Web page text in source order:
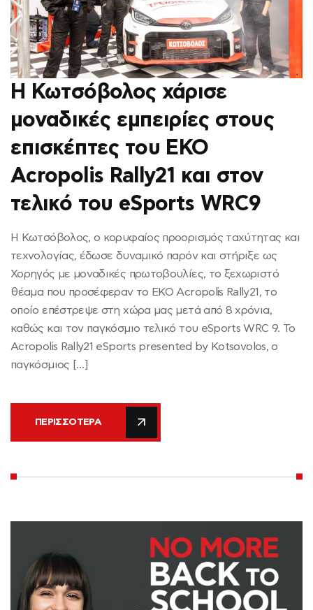
Η Κωτσόβολος χάρισε
μοναδικές εμπειρίες στους
επισκέπτες του ΕΚΟ
Αcropolis Rally21 και στον
τελικό του eSports WRC9
Η Κωτσόβολος, ο κορυφαίος προορισμός ταχύτητας και
τεχνολογίας, έδωσε δυναμικό παρόν και στήριξε ως
Χορηγός με μοναδικές πρωτοβουλίες, το ξεχωριστό
θέαμα που προσέφεραν το EKO Acropolis Rally21, το
οποίο επέστρεψε στη χώρα μας μετά από 8 χρόνια,
καθώς και τον παγκόσμιο τελικό του eSports WRC 9. Το
Acropolis Rally21 eSports presented by Kotsovolos, ο
παγκόσμιος […]
ΠΕΡΙΣΣΌΤΕΡΑ